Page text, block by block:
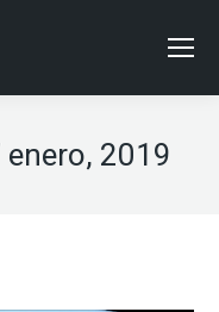
enero, 2019